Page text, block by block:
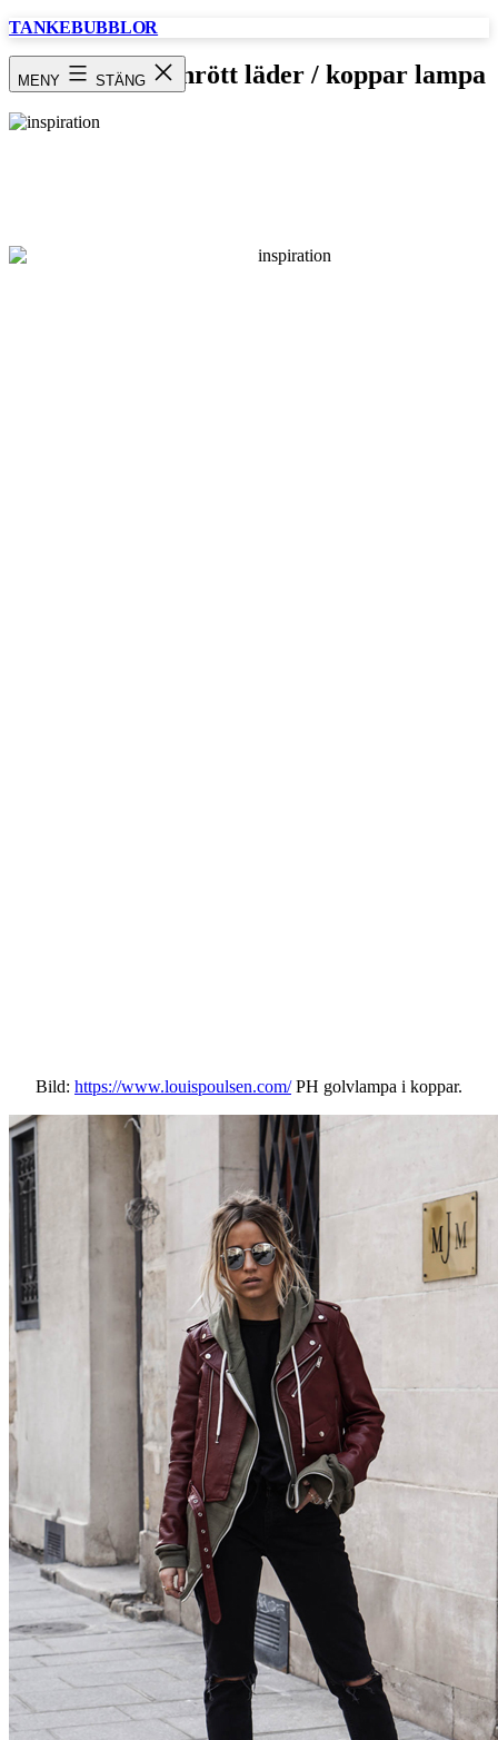
Hoppa
TANKEBUBBLOR
MENY STÄNG
inspiration / vinrött läder / koppar lampa
Bild: https://www.louispoulsen.com/PH golvlampa i koppar.